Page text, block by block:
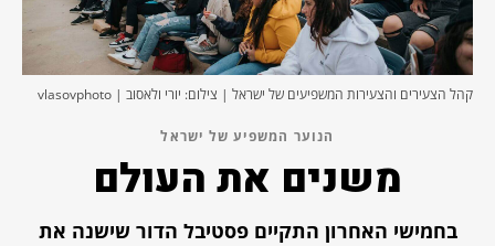
קהל הצעירים והצעירות המשפיעים של ישראל | צילום: יורי ולאסוב | vlasovphoto
הנוער המשפיע של ישראל
משנים את העולם
בחמישי האחרון התקיים פסטיבל הדור שישנה את